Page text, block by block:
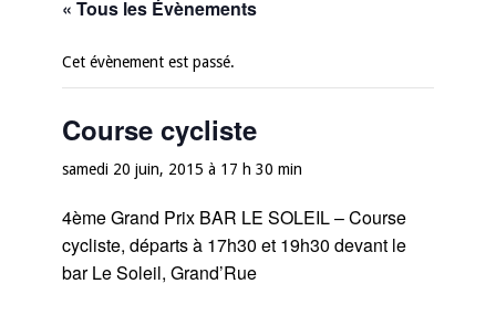
« Tous les Évènements
Cet évènement est passé.
Course cycliste
samedi 20 juin, 2015 à 17 h 30 min
4ème Grand Prix BAR LE SOLEIL – Course
cycliste, départs à 17h30 et 19h30 devant le
bar Le Soleil, Grand’Rue